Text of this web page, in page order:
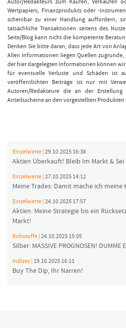
Autor/Redakteurs zum Kaufen, Verkaufen
Wertpapiers, Finanzprodukts oder -
scheinbar zu einer Handlung auffordern,
tatsächliche Transaktionen seitens des
Seite/Blog kann nicht die kompetente
Denken Sie bitte daran, dass jede Art von
Allen Informationen liegen Quellen
der hier dargelegten Informationen können
für eventuelle Verluste und Schäden ist
veröffentlichten Beiträge ist nur mit
Autoren/Redakteure die an der
Anteilsscheine an den vorgestellten Produkten
Einzelwerte | 29.10.2025 16:38
Aktien Überkauft! Bleib Im Markt &
Einzelwerte | 27.10.2025 14:12
Meine Trades: Damit mache ich meine
Einzelwerte | 24.10.2025 17:57
Aktien: Meine Strategie bis ein
Markt!
Rohstoffe | 24.10.2025 15:05
Silber: MASSIVE PROGNOSEN! DUMME
Indizes | 19.10.2025 16:11
Buy The Dip, Ihr Narren!